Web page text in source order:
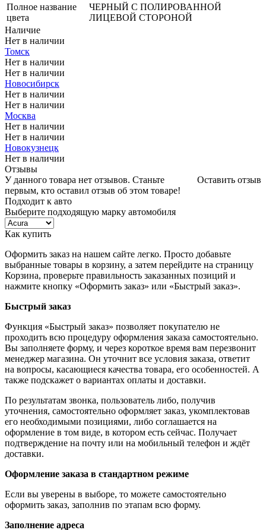
Полное название
цвета
ЧЕРНЫЙ С ПОЛИРОВАННОЙ
ЛИЦЕВОЙ СТОРОНОЙ
Наличие
Нет в наличии
Томск
Нет в наличии
Нет в наличии
Новосибирск
Нет в наличии
Нет в наличии
Москва
Нет в наличии
Нет в наличии
Новокузнецк
Нет в наличии
Отзывы
Оставить отзыв
У данного товара нет отзывов. Станьте
первым, кто оставил отзыв об этом товаре!
Подходит к авто
Выберите подходящую марку автомобиля
Как купить
Оформить заказ на нашем сайте легко. Просто добавьте
выбранные товары в корзину, а затем перейдите на страницу
Корзина, проверьте правильность заказанных позиций и
нажмите кнопку «Оформить заказ» или «Быстрый заказ».
Быстрый заказ
Функция «Быстрый заказ» позволяет покупателю не
проходить всю процедуру оформления заказа самостоятельно.
Вы заполняете форму, и через короткое время вам перезвонит
менеджер магазина. Он уточнит все условия заказа, ответит
на вопросы, касающиеся качества товара, его особенностей. А
также подскажет о вариантах оплаты и доставки.
По результатам звонка, пользователь либо, получив
уточнения, самостоятельно оформляет заказ, укомплектовав
его необходимыми позициями, либо соглашается на
оформление в том виде, в котором есть сейчас. Получает
подтверждение на почту или на мобильный телефон и ждёт
доставки.
Оформление заказа в стандартном режиме
Если вы уверены в выборе, то можете самостоятельно
оформить заказ, заполнив по этапам всю форму.
Заполнение адреса